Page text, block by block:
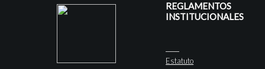
REGLAMENTOS
INSTITUCIONALES
Estatuto